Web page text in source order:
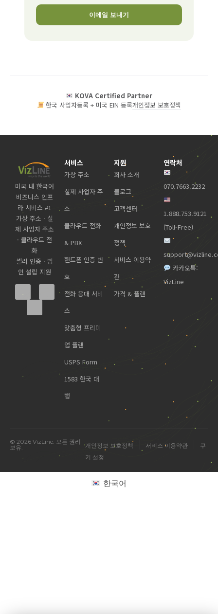
이메일 보내기
KOVA Certified Partner
한국 사업자등록 + 미국 EIN 등록개인정보 보호정책
미국 내 한국어
비즈니스 인프
라 서비스 #1
가상 주소 · 실
제 사업자 주소
· 클라우드 전
화
셀러 인증 · 법
인 설립 지원
서비스
가상 주소
실제 사업자 주
소
클라우드 전화
& PBX
핸드폰 인증 번
호
전화 응대 서비
스
맞춤형 프리미
엄 플랜
USPS Form
1583 한국 대
행
지원
회사 소개
블로그
고객센터
개인정보 보호
정책
서비스 이용약
관
가격 & 플랜
연락처
070.7663.2232
1.888.753.9121
(Toll-Free)
카카오톡:
VizLine
© 2026 VizLine. 모든 권리
보유.
개인정보 보호정책 서비스 이용약관
쿠
키 설정
한국어